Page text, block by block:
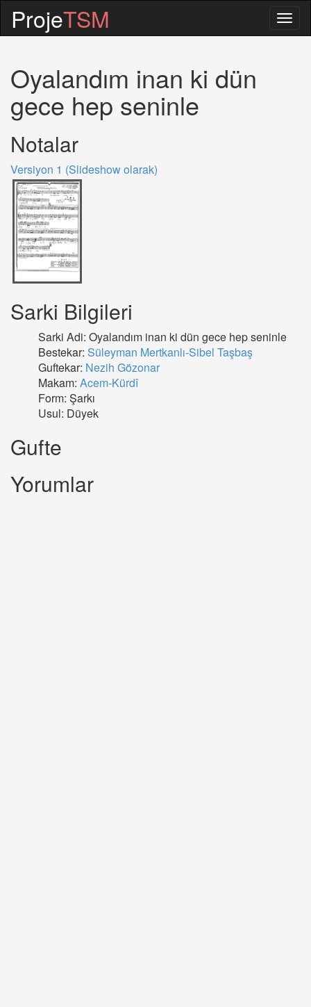
ProjeTSM
Oyalandım inan ki dün
gece hep seninle
Notalar
Versiyon 1 (Slideshow olarak)
Sarki Bilgileri
Sarki Adi: Oyalandım inan ki dün gece hep seninle
Bestekar: Süleyman Mertkanlı-Sibel Taşbaş
Guftekar: Nezih Gözonar
Makam: Acem-Kürdî
Form: Şarkı
Usul: Düyek
Gufte
Yorumlar